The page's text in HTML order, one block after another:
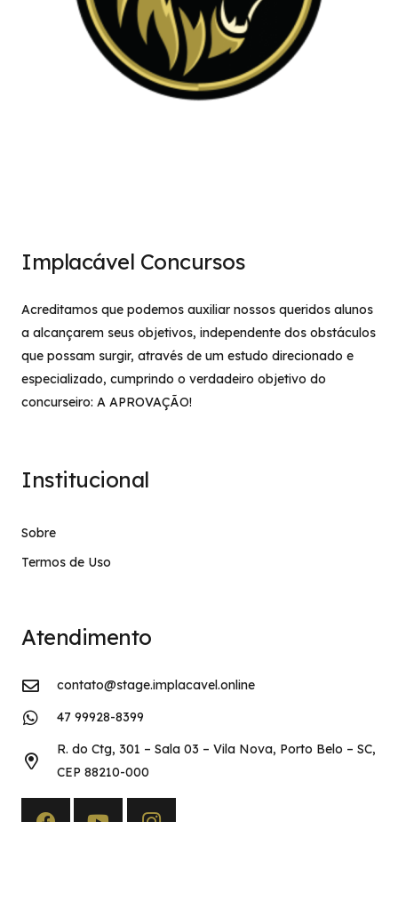
Implacável Concursos
Acreditamos que podemos auxiliar nossos queridos alunos
a alcançarem seus objetivos, independente dos obstáculos
que possam surgir, através de um estudo direcionado e
especializado, cumprindo o verdadeiro objetivo do
concurseiro: A APROVAÇÃO!
Institucional
Sobre
Termos de Uso
Atendimento
contato@stage.implacavel.online
47 99928-8399
R. do Ctg, 301 – Sala 03 – Vila Nova, Porto Belo – SC,
CEP 88210-000